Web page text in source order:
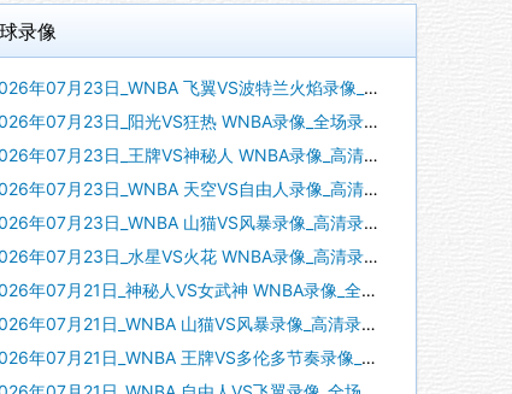
录像
年07月23日_WNBA 飞翼VS波特兰火焰录像_全场录像【高清回放】
年07月23日_阳光VS狂热 WNBA录像_全场录像【高清回放】
年07月23日_王牌VS神秘人 WNBA录像_高清录像【全场回放】
年07月23日_WNBA 天空VS自由人录像_高清录像【全场回放】
年07月23日_WNBA 山猫VS风暴录像_高清录像【全场回放】
年07月23日_水星VS火花 WNBA录像_高清录像【全场回放】
年07月21日_神秘人VS女武神 WNBA录像_全场录像【视频集锦】
年07月21日_WNBA 山猫VS风暴录像_高清录像【全场回放】
年07月21日_WNBA 王牌VS多伦多节奏录像_高清录像【全场回放】